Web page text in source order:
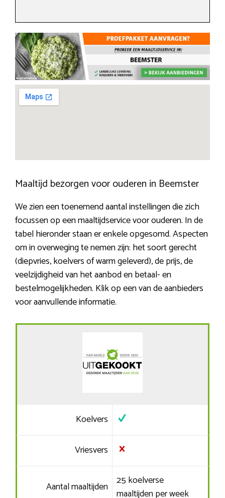
Maaltijd bezorgen voor ouderen in Beemster
We zien een toenemend aantal instellingen die zich
focussen op een maaltijdservice voor ouderen. In de
tabel hieronder staan er enkele opgesomd. Aspecten
om in overweging te nemen zijn: het soort gerecht
(diepvries, koelvers of warm geleverd), de prijs, de
veelzijdigheid van het aanbod en betaal- en
bestelmogelijkheden. Klik op een van de aanbieders
voor aanvullende informatie.
Koelvers
Vriesvers
Aantal maaltijden 25 koelverse
maaltijden per week